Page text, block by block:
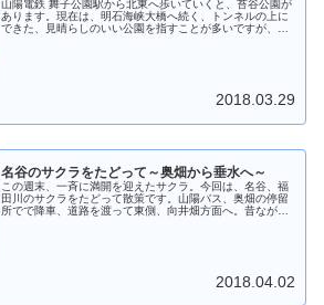
山陽電鉄 舞子公園駅から北東へ歩いていくと、苔谷公園が
あります。現在は、明石海峡大橋へ続く、トンネルの上に
できた、見晴らしのいい公園を指すことが多いですが、で
2018.03.29
名谷のサクラをたどって～奥畑から垂水へ～
この週末、一斉に満開を迎えたサクラ。今回は、名谷、福
田川のサクラをたどって散策です。山陽バス、奥畑の停留
所でで降車、道路を渡って東側、向井畑方面へ。昔ながら
2018.04.02